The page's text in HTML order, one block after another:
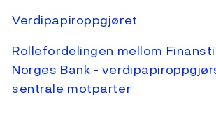
Verdipapiroppgjøret
Rollefordelingen mellom
Norges Bank -
sentrale motparter